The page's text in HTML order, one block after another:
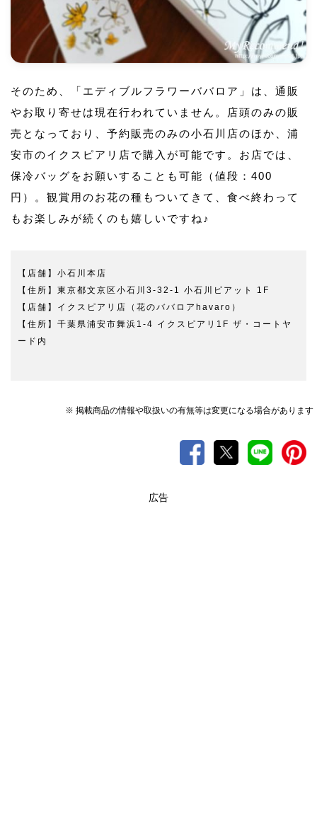
そのため、「エディブルフラワーババロア」は、通販
やお取り寄せは現在行われていません。店頭のみの販
売となっており、予約販売のみの小石川店のほか、浦
安市のイクスピアリ店で購入が可能です。お店では、
保冷バッグをお願いすることも可能（値段：400
円）。観賞用のお花の種もついてきて、食べ終わって
もお楽しみが続くのも嬉しいですね♪
【店舗】小石川本店
【住所】東京都文京区小石川3-32-1 小石川ピアット 1F
【店舗】イクスピアリ店（花のババロアhavaro）
【住所】千葉県浦安市舞浜1-4 イクスピアリ1F ザ・コートヤ
ード内
※ 掲載商品の情報や取扱いの有無等は変更になる場合があります
広告